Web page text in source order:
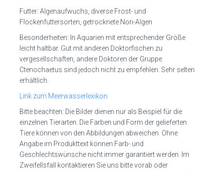
Futter: Algenaufwuchs, diverse Frost- und
Flockenfuttersorten, getrocknete Nori-Algen
Besonderheiten: In Aquarien mit entsprechender Größe
leicht haltbar. Gut mit anderen Doktorfischen zu
vergesellschaften, andere Doktoren der Gruppe
Ctenochaetus sind jedoch nicht zu empfehlen. Sehr selten
erhältlich.
Link zum Meerwasserlexikon
Bitte beachten: Die Bilder dienen nur als Beispiel für die
einzelnen Tierarten. Die Farben und Form der gelieferten
Tiere können von den Abbildungen abweichen. Ohne
Angabe im Produkttext können Farb- und
Geschlechtswünsche nicht immer garantiert werden. Im
Zweifellsfall kontaktieren Sie uns bitte vorab oder